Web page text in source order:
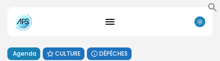
Agenda CULTURE DÉPÊCHES